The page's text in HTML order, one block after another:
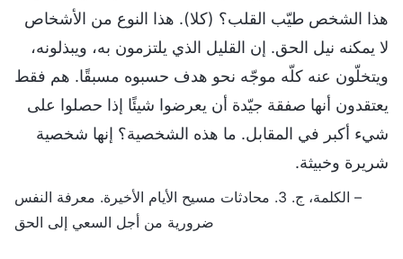
هذا الشخص طيّب القلب؟ (كلا). هذا النوع من الأشخاص
لا يمكنه نيل الحق. إن القليل الذي يلتزمون به، ويبذلونه،
ويتخلّون عنه كلّه موجّه نحو هدف حسبوه مسبقًا. هم فقط
يعتقدون أنها صفقة جيّدة أن يعرضوا شيئًا إذا حصلوا على
شيء أكبر في المقابل. ما هذه الشخصية؟ إنها شخصية
شريرة وخبيثة.
– الكلمة، ج. 3. محادثات مسيح الأيام الأخيرة. معرفة النفس
ضرورية من أجل السعي إلى الحق